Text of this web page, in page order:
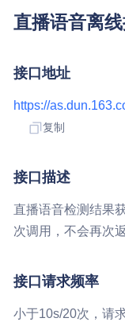
直播语音离
接口地址
https://
复制
接口描述
直播语音检测结果
次调用，不会再次
接口请求频率
小于10s/20次，请